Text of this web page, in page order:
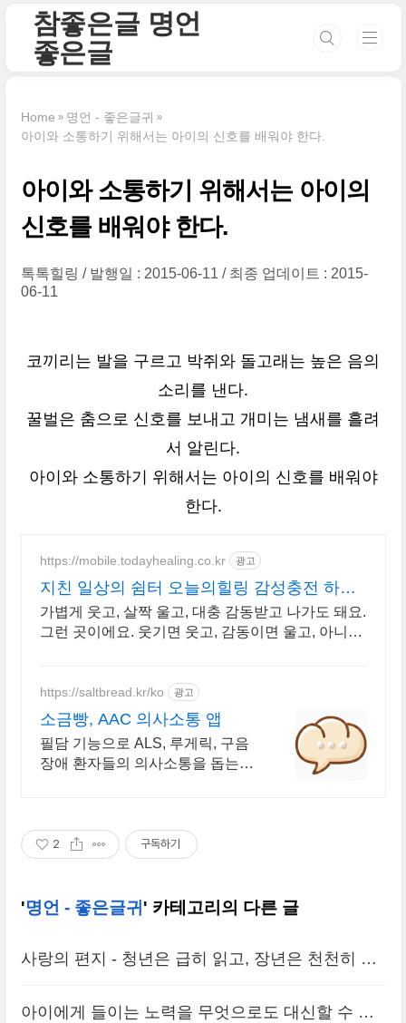
참좋은글 명언
좋은글
Home
명언 - 좋은글귀
아이와 소통하기 위해서는 아이의 신호를 배워야 한다.
아이와 소통하기 위해서는 아이의
신호를 배워야 한다.
톡톡힐링 발행일 : 2015-06-11
최종 업데이트 : 2015-
06-11
코끼리는 발을 구르고 박쥐와 돌고래는 높은 음의
소리를 낸다.
꿀벌은 춤으로 신호를 보내고 개미는 냄새를 흘려
서 알린다.
아이와 소통하기 위해서는 아이의 신호를 배워야
한다.
https://mobile.todayhealing.co.kr 광고
지친 일상의 쉼터 오늘의힐링 감성충전 하루
5분 힐링타임
가볍게 웃고, 살짝 울고, 대충 감동받고 나가도 돼요.
그런 곳이에요. 웃기면 웃고, 감동이면 울고, 아니면
https://saltbread.kr/ko 광고
소금빵, AAC 의사소통 앱
필담 기능으로 ALS, 루게릭, 구음
장애 환자들의 의사소통을 돕는
2 구독하기
'명언 - 좋은글귀 ' 카테고리의 다른 글
사랑의 편지 - 청년은 급히 읽고, 장년은 천천히 읽
아이에게 들이는 노력을 무엇으로도 대신할 수 없